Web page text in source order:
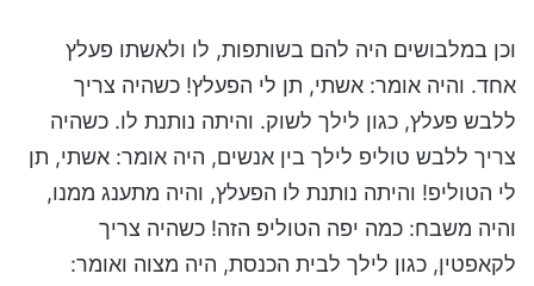
וכן במלבושים היה להם בשותפות, לו ולאשתו פעלץ
אחד. והיה אומר: אשתי, תן לי הפעלץ! כשהיה צריך
ללבש פעלץ, כגון לילך לשוק. והיתה נותנת לו. כשהיה
צריך ללבש טוליפ לילך בין אנשים, היה אומר: אשתי, תן
לי הטוליפ! והיתה נותנת לו הפעלץ, והיה מתענג ממנו,
והיה משבח: כמה יפה הטוליפ הזה! כשהיה צריך
לקאפטין, כגון לילך לבית הכנסת, היה מצוה ואומר: